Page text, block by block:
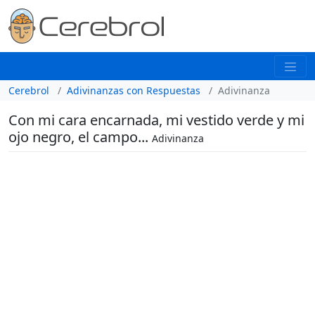
Cerebrol Adivinanzas con Respuestas Adivinanza
Con mi cara encarnada, mi vestido verde y mi
ojo negro, el campo... Adivinanza